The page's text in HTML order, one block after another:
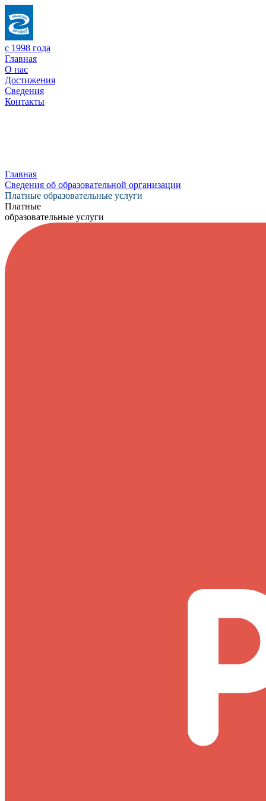
с 1998 года
Главная
О нас
Достижения
Сведения
Контакты
Главная
Сведения об образовательной организации
Платные образовательные услуги
Платные
образовательные услуги